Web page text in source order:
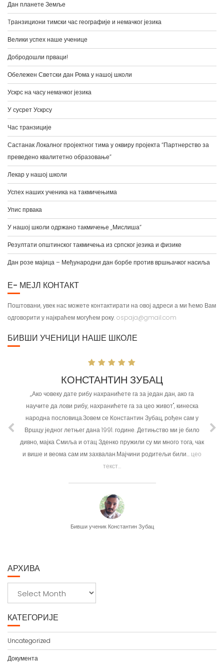
Дан планете Земље
Tранзициони тимски час географије и немачког језика
Велики успех наше ученице
Добродошли прваци!
Обележен Светски дан Рома у нашој школи
Ускрс на часу немачког језика
У сусрет Ускрсу
Час транзиције
Састанак Локалног пројектног тима у оквиру пројекта “Партнерство за
преведено квалитетно образовање”
Лекар у нашој школи
Успех наших ученика на такмичењима
Упис првака
У нашој школи одржано такмичење „Мислиша“
Резултати општинског такмичења из српског језика и физике
Дан розе мајица – Међународни дан борбе против вршњачког насиља
Е- МЕЈЛ КОНТАКТ
Поштовани, увек нас можете контактирати на овој адреси а ми ћемо Вам
одговорити у најкраћем могућем року.ospaja@gmail.com
БИВШИ УЧЕНИЦИ НАШЕ ШКОЛЕ
КОНСТАНТИН ЗУБАЦ
,,Ако човеку дате рибу нахранићете га за један дан, ако га
научите да лови рибу, нахранићете га за цео живот'', кинеска
народна пословица.Зовем се Константин Зубац, рођен сам у
Вршцу једног летњег дана 1991. године. Детињство ми је било
дивно, мајка Смиља и отац Зденко пружили су ми много тога, чак
и више и веома сам им захвалан.Мајчини родитељи били... цео
текст...
Бивши ученик Константин Зубац
АРХИВА
х
и
в
а
КАТЕГОРИЈЕ
Uncategorized
Документа